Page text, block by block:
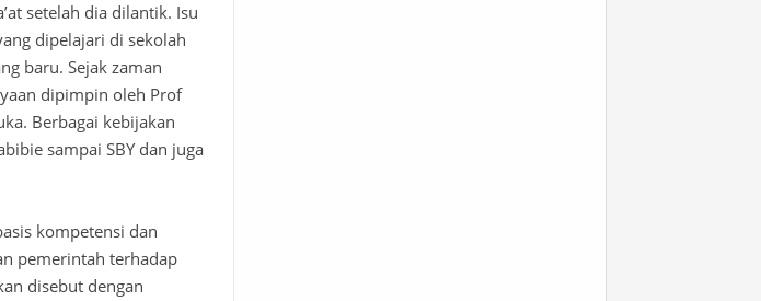
setelah dia dilantik. Isu
dipelajari di sekolah
baru. Sejak zaman
dipimpin oleh Prof
Berbagai kebijakan
sampai SBY dan juga
kompetensi dan
pemerintah terhadap
disebut dengan